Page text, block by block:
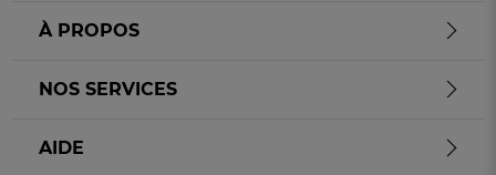
À PROPOS
NOS SERVICES
AIDE